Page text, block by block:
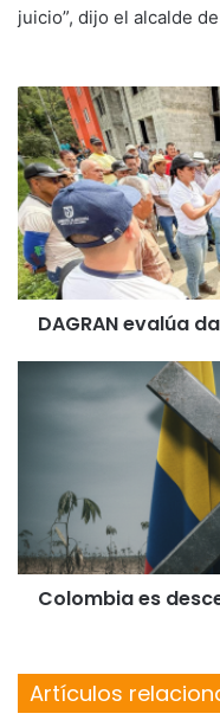
juicio”, dijo el alcalde
DAGRAN evalúa
Colombia es
Artículos